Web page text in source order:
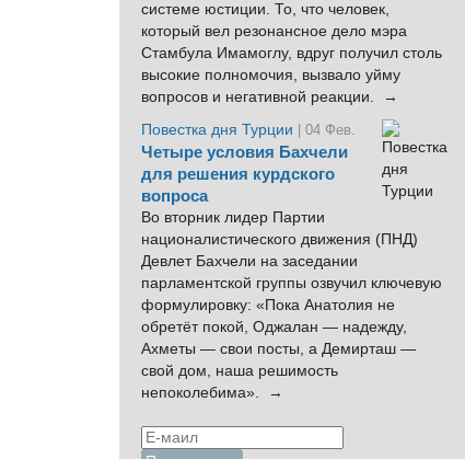
системе юстиции. То, что человек,
который вел резонансное дело мэра
Стамбула Имамоглу, вдруг получил столь
высокие полномочия, вызвало уйму
вопросов и негативной реакции. →
Повестка дня Турции
| 04 Фев.
Четыре условия Бахчели
для решения курдского
вопроса
Во вторник лидер Партии
националистического движения (ПНД)
Девлет Бахчели на заседании
парламентской группы озвучил ключевую
формулировку: «Пока Анатолия не
обретёт покой, Оджалан — надежду,
Ахметы — свои посты, а Демирташ —
свой дом, наша решимость
непоколебима». →